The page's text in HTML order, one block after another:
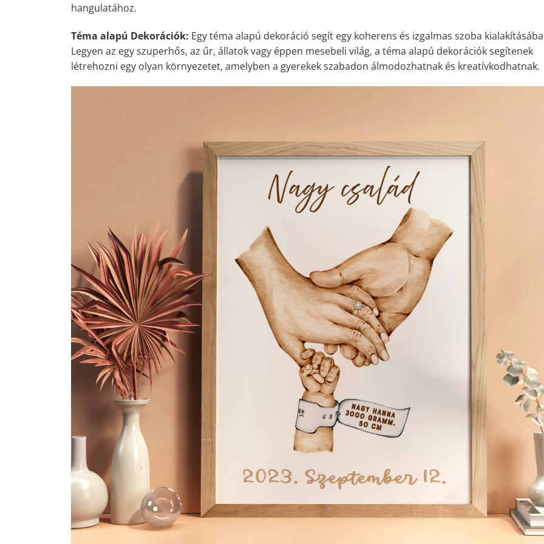
hangulatához.
Téma alapú Dekorációk: Egy téma alapú dekoráció segít egy koherens és izgalmas szoba
Legyen az egy szuperhős, az űr, állatok vagy éppen mesebeli világ, a téma alapú dekorációk segítenek
létrehozni egy olyan környezetet, amelyben a gyerekek szabadon álmodozhatnak és kreatívkodhatnak.